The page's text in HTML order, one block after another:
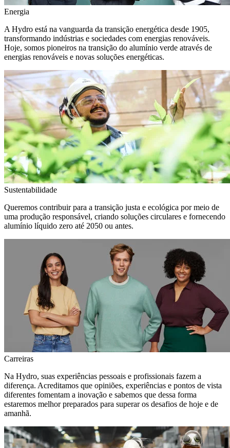
Energia
A Hydro está na vanguarda da transição energética desde 1905,
transformando indústrias e sociedades com energias renováveis.
Hoje, somos pioneiros na transição do alumínio verde através de
energias renováveis e novas soluções energéticas.
Sustentabilidade
Queremos contribuir para a transição justa e ecológica por meio de
uma produção responsável, criando soluções circulares e fornecendo
alumínio líquido zero até 2050 ou antes.
Carreiras
Na Hydro, suas experiências pessoais e profissionais fazem a
diferença. Acreditamos que opiniões, experiências e pontos de vista
diferentes fomentam a inovação e sabemos que dessa forma
estaremos melhor preparados para superar os desafios de hoje e de
amanhã.